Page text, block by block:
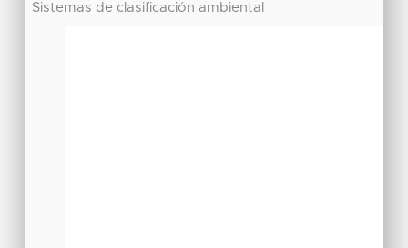
Sistemas de clasificación ambiental